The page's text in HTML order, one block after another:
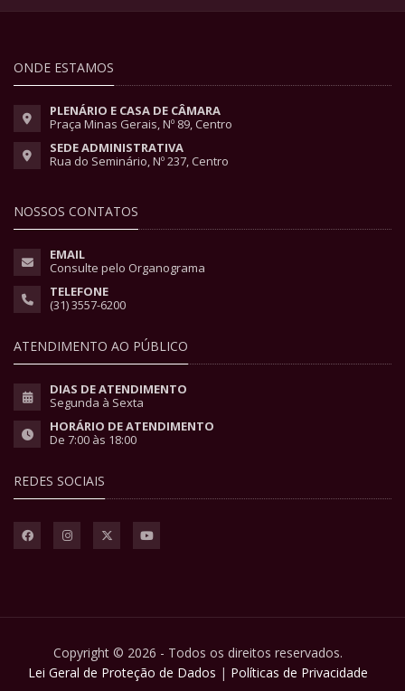
ONDE ESTAMOS
PLENÁRIO E CASA DE CÂMARA
Praça Minas Gerais, Nº 89, Centro
SEDE ADMINISTRATIVA
Rua do Seminário, Nº 237, Centro
NOSSOS CONTATOS
EMAIL
Consulte pelo Organograma
TELEFONE
(31) 3557-6200
ATENDIMENTO AO PÚBLICO
DIAS DE ATENDIMENTO
Segunda à Sexta
HORÁRIO DE ATENDIMENTO
De 7:00 às 18:00
REDES SOCIAIS
Copyright © 2026 - Todos os direitos reservados.
Lei Geral de Proteção de Dados | Políticas de Privacidade